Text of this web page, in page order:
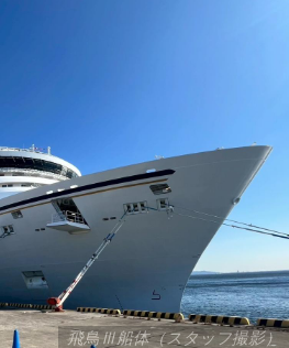
飛鳥Ⅲ船体（スタッフ撮影）